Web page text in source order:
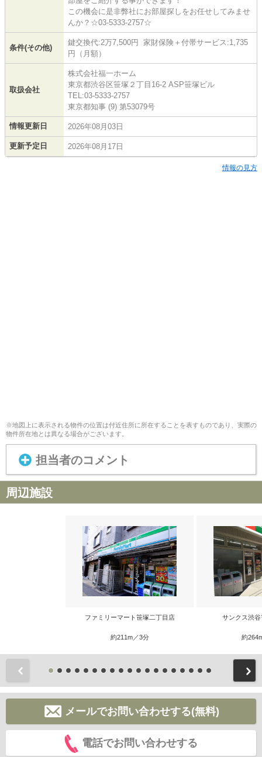
この機会に是非弊社にお部屋探しをお任せしてみませ
んか？☆03-5333-2757☆
条件(その他)
鍵交換代:2万7,500円 家財保険＋付帯サービス:1,735
円（月額）
取扱会社
株式会社福一ホーム
東京都渋谷区笹塚２丁目16-2 ASP笹塚ビル
TEL:03-5333-2757
東京都知事 (9) 第53079号
情報更新日 2026年08月03日
更新予定日 2026年08月17日
情報の見方
※地図上に表示される物件の位置は付近住所に所在することを表すものであり、実際の
物件所在地とは異なる場合がございます。
担当者のコメント
周辺施設
ファミリーマート笹塚二丁目店
約211m／3分
サンクス渋
約
メールでお問い合わせする(無料)
電話でお問い合わせする